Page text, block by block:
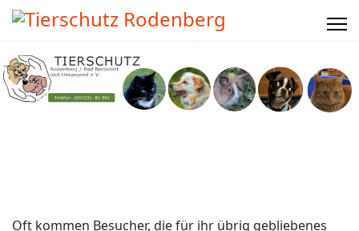
Oft kommen Besucher, die für ihr übrig gebliebenes